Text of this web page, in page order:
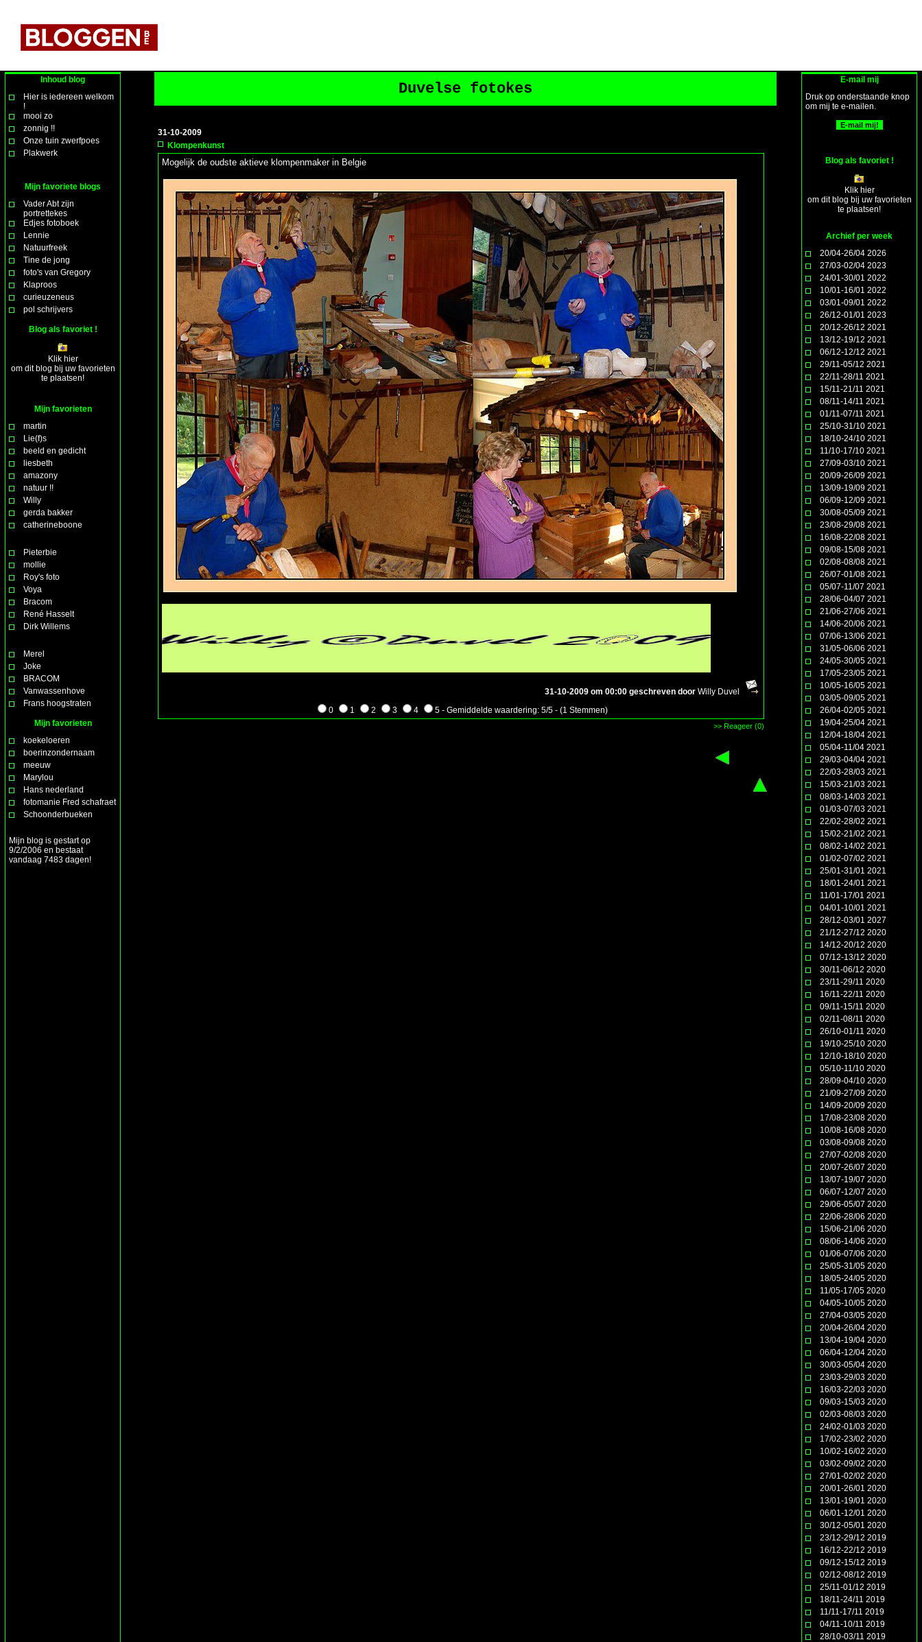
Inhoud blog
Hier is iedereen welkom
!
mooi zo
zonnig !!
Onze tuin zwerfpoes
Plakwerk
Mijn favoriete blogs
Vader Abt zijn
portrettekes
Edjes fotoboek
Lennie
Natuurfreek
Tine de jong
foto's van Gregory
Klaproos
curieuzeneus
pol schrijvers
Blog als favoriet !
Klik hier
om dit blog bij uw favorieten
te plaatsen!
Mijn favorieten
martin
Lie(f)s
beeld en gedicht
liesbeth
amazony
natuur !!
Willy
gerda bakker
catherineboone
Pieterbie
mollie
Roy's foto
Voya
Bracom
René Hasselt
Dirk Willems
Merel
Joke
BRACOM
Vanwassenhove
Frans hoogstraten
Mijn favorieten
koekeloeren
boerinzondernaam
meeuw
Marylou
Hans nederland
fotomanie Fred schafraet
Schoonderbueken
Mijn blog is gestart op
9/2/2006 en bestaat
vandaag 7483 dagen!
Duvelse fotokes
31-10-2009
Klompenkunst
Mogelijk de oudste aktieve klompenmaker in Belgie
31-10-2009 om 00:00 geschreven door Willy Duvel
0
1 2 3 4 5 - Gemiddelde waardering: 5/5 - (1 Stemmen)
>> Reageer (0)
E-mail mij
Druk op onderstaande knop
om mij te e-mailen.
Blog als favoriet !
Klik hier
om dit blog bij uw favorieten
te plaatsen!
Archief per week
20/04-26/04 2026
27/03-02/04 2023
24/01-30/01 2022
10/01-16/01 2022
03/01-09/01 2022
26/12-01/01 2023
20/12-26/12 2021
13/12-19/12 2021
06/12-12/12 2021
29/11-05/12 2021
22/11-28/11 2021
15/11-21/11 2021
08/11-14/11 2021
01/11-07/11 2021
25/10-31/10 2021
18/10-24/10 2021
11/10-17/10 2021
27/09-03/10 2021
20/09-26/09 2021
13/09-19/09 2021
06/09-12/09 2021
30/08-05/09 2021
23/08-29/08 2021
16/08-22/08 2021
09/08-15/08 2021
02/08-08/08 2021
26/07-01/08 2021
05/07-11/07 2021
28/06-04/07 2021
21/06-27/06 2021
14/06-20/06 2021
07/06-13/06 2021
31/05-06/06 2021
24/05-30/05 2021
17/05-23/05 2021
10/05-16/05 2021
03/05-09/05 2021
26/04-02/05 2021
19/04-25/04 2021
12/04-18/04 2021
05/04-11/04 2021
29/03-04/04 2021
22/03-28/03 2021
15/03-21/03 2021
08/03-14/03 2021
01/03-07/03 2021
22/02-28/02 2021
15/02-21/02 2021
08/02-14/02 2021
01/02-07/02 2021
25/01-31/01 2021
18/01-24/01 2021
11/01-17/01 2021
04/01-10/01 2021
28/12-03/01 2027
21/12-27/12 2020
14/12-20/12 2020
07/12-13/12 2020
30/11-06/12 2020
23/11-29/11 2020
16/11-22/11 2020
09/11-15/11 2020
02/11-08/11 2020
26/10-01/11 2020
19/10-25/10 2020
12/10-18/10 2020
05/10-11/10 2020
28/09-04/10 2020
21/09-27/09 2020
14/09-20/09 2020
17/08-23/08 2020
10/08-16/08 2020
03/08-09/08 2020
27/07-02/08 2020
20/07-26/07 2020
13/07-19/07 2020
06/07-12/07 2020
29/06-05/07 2020
22/06-28/06 2020
15/06-21/06 2020
08/06-14/06 2020
01/06-07/06 2020
25/05-31/05 2020
18/05-24/05 2020
11/05-17/05 2020
04/05-10/05 2020
27/04-03/05 2020
20/04-26/04 2020
13/04-19/04 2020
06/04-12/04 2020
30/03-05/04 2020
23/03-29/03 2020
16/03-22/03 2020
09/03-15/03 2020
02/03-08/03 2020
24/02-01/03 2020
17/02-23/02 2020
10/02-16/02 2020
03/02-09/02 2020
27/01-02/02 2020
20/01-26/01 2020
13/01-19/01 2020
06/01-12/01 2020
30/12-05/01 2020
23/12-29/12 2019
16/12-22/12 2019
09/12-15/12 2019
02/12-08/12 2019
25/11-01/12 2019
18/11-24/11 2019
11/11-17/11 2019
04/11-10/11 2019
28/10-03/11 2019